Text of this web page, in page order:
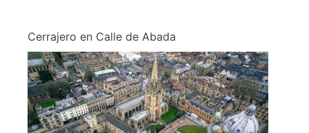
Cerrajero en Calle de Abada